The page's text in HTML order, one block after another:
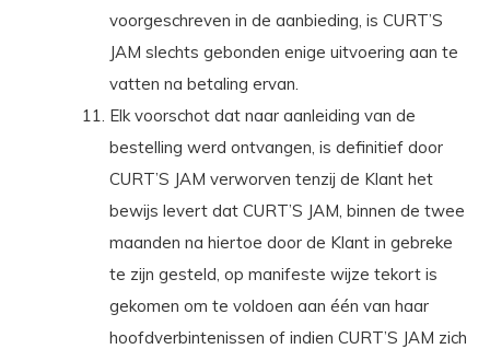
voorgeschreven in de aanbieding, is CURT’S
JAM slechts gebonden enige uitvoering aan te
vatten na betaling ervan.
Elk voorschot dat naar aanleiding van de
bestelling werd ontvangen, is definitief door
CURT’S JAM verworven tenzij de Klant het
bewijs levert dat CURT’S JAM, binnen de twee
maanden na hiertoe door de Klant in gebreke
te zijn gesteld, op manifeste wijze tekort is
gekomen om te voldoen aan één van haar
hoofdverbintenissen of indien CURT’S JAM zich